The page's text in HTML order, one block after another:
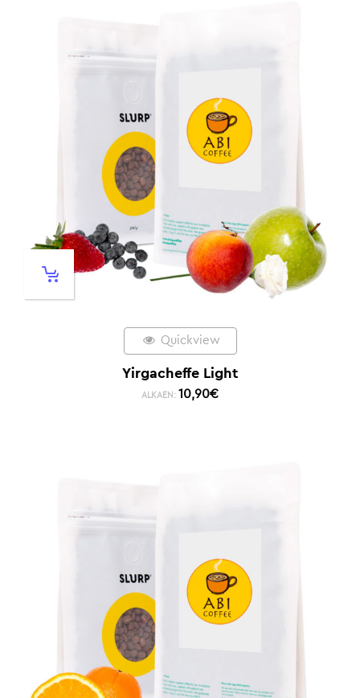
Quickview
Yirgacheffe Light
ALKAEN: 10,90€